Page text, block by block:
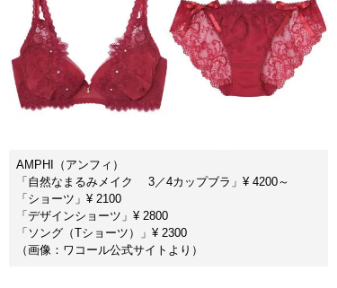
AMPHI（アンフィ）
「自然なまるみメイク 3／4カップブラ」¥ 4200～
「ショーツ」¥ 2100
「デザインショーツ」¥ 2800
「ソング（Tショーツ）」¥ 2300
（画像：ワコール公式サイトより）